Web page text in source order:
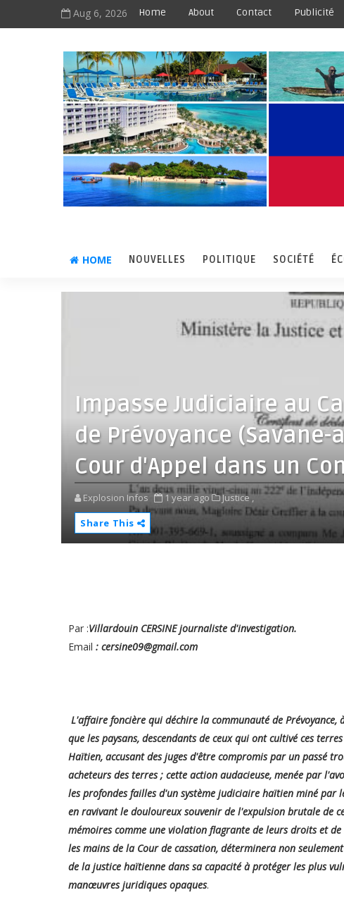
Aug 6, 2026 Home About Contact Publicité
HOME NOUVELLES POLITIQUE SOCIÉTÉ
Impasse Judiciaire au
de Prévoyance
Cour d'Appel dans un
Explosion Infos 1 year ago
Justice ,
Share This
Par :Villardouin CERSINE journaliste d'investigation.
Email : cersine09@gmail.com
L'affaire foncière qui déchire la communauté de
que les paysans, descendants de ceux qui ont cultivé ces
Haïtien, accusant des juges d'être compromis par un passé
acheteurs des terres ; cette action audacieuse, menée par
les profondes failles d'un système judiciaire haïtien miné par
en ravivant le douloureux souvenir de l'expulsion brutale de
mémoires comme une violation flagrante de leurs droits et
les mains de la Cour de cassation, déterminera non
de la justice haïtienne dans sa capacité à protéger les plus
manœuvres juridiques opaques.